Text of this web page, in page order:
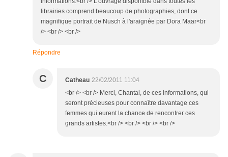
librairies comprend beaucoup de photographies, dont ce
magnifique portrait de Nusch à l'araignée par Dora Maar<br
/> <br /> <br />
Répondre
C Catheau 22/02/2011 11:04
<br /> <br /> Merci, Chantal, de ces informations, qui
seront précieuses pour connaître davantage ces
femmes qui eurent la chance de rencontrer ces
grands artistes.<br /> <br /> <br /> <br />